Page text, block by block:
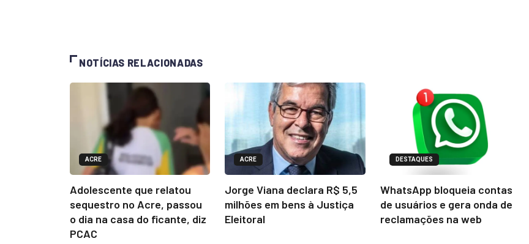
NOTÍCIAS RELACIONADAS
ACRE
Adolescente que relatou
sequestro no Acre, passou
o dia na casa do ficante, diz
PCAC
ACRE
Jorge Viana declara R$ 5,5
milhões em bens à Justiça
Eleitoral
DESTAQUES
WhatsApp bloqueia contas
de usuários e gera onda de
reclamações na web